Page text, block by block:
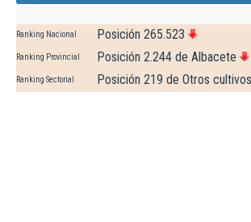
Ranking Nacional Posición 265.523
Ranking Provincial Posición 2.244 de Albacete
Ranking Sectorial Posición 219 de Otros